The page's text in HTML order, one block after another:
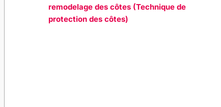
remodelage des côtes (Technique de
protection des côtes)